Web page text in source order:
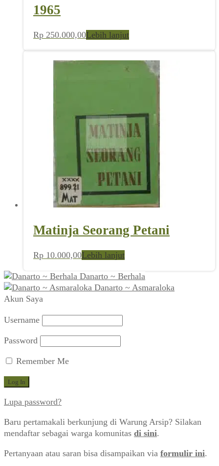
1965
Rp 250.000,00Lebih lanjut
Matinja Seorang Petani
Rp 10.000,00Lebih lanjut
Danarto ~ Berhala
Danarto ~ Asmaraloka
Akun Saya
Username
Password
Remember Me
Lupa password?
Baru pertamakali berkunjung di Warung Arsip? Silakan
mendaftar sebagai warga komunitas di sini.
Pertanyaan atau saran bisa disampaikan via formulir ini.